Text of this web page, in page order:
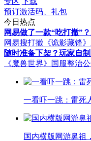
预订激活码、礼包
今日热点
网易做了一款“吃打撤”
网易搜打撤《诡影藏锋
随时准备下架？玩家自
《魔兽世界》国服整治
一看吓一跳：雷死
国内横版网游鼻祖